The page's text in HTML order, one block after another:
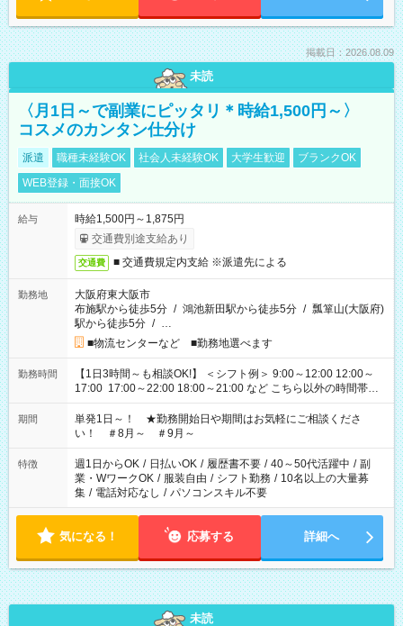
掲載日：2026.08.09
未読
〈月1日～で副業にピッタリ＊時給1,500円～〉
コスメのカンタン仕分け
派遣 職種未経験OK 社会人未経験OK 大学生歓迎
ブランクOK
WEB登録・面接OK
給与
時給1,500円～1,875円
交通費別途支給あり
交通費 ■ 交通費規定内支給 ※派遣先による
勤務地
大阪府東大阪市
布施駅から徒歩5分 / 鴻池新田駅から徒歩5分 / 瓢箪山(大阪府)
駅から徒歩5分 / …
■物流センターなど ■勤務地選べます
勤務時間
【1日3時間～も相談OK!】 ＜シフト例＞ 9:00～12:00 12:00～
17:00 17:00～22:00 18:00～21:00 など こちら以外の時間帯も
お気軽にご相談ください！
期間
単発1日～！ ★勤務開始日や期間はお気軽にご相談くださ
い！ ＃8月～ ＃9月～
特徴 週1日からOK / 日払いOK / 履歴書不要 / 40～50代活躍中 / 副
業・WワークOK / 服装自由 / シフト勤務 / 10名以上の大量募
集 / 電話対応なし / パソコンスキル不要
気になる！ 応募する 詳細へ
未読